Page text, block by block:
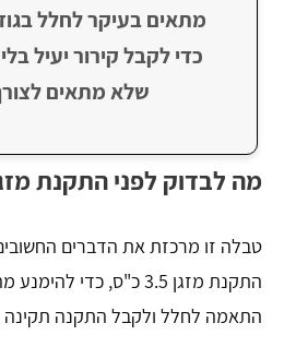
כדי לקבל קירור יעיל
שלא מתאים
מה לבדוק לפני התקנת מזגן 3.5
טבלה זו מרכזת את הדברים
התקנת מזגן 3.5 כ"ס, כדי
התאמה לחלל ולקבל התקנה תקינה